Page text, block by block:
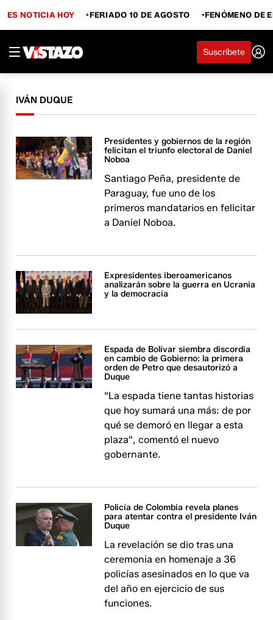
ES NOTICIA HOY FERIADO 10 DE AGOSTO FENÓMENO DE
Suscríbete
IVÁN DUQUE
Presidentes y gobiernos de la región
felicitan el triunfo electoral de Daniel
Noboa
Santiago Peña, presidente de
Paraguay, fue uno de los
primeros mandatarios en felicitar
a Daniel Noboa.
Expresidentes iberoamericanos
analizarán sobre la guerra en Ucrania
y la democracia
Espada de Bolívar siembra discordia
en cambio de Gobierno: la primera
orden de Petro que desautorizó a
Duque
"La espada tiene tantas historias
que hoy sumará una más: de por
qué se demoró en llegar a esta
plaza", comentó el nuevo
gobernante.
Policía de Colombia revela planes
para atentar contra el presidente Iván
Duque
La revelación se dio tras una
ceremonia en homenaje a 36
policías asesinados en lo que va
del año en ejercicio de sus
funciones.